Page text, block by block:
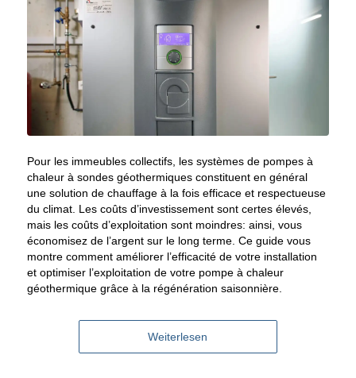
Pour les immeubles collectifs, les systèmes de pompes à
chaleur à sondes géothermiques constituent en général
une solution de chauffage à la fois efficace et respectueuse
du climat. Les coûts d’investissement sont certes élevés,
mais les coûts d’exploitation sont moindres: ainsi, vous
économisez de l’argent sur le long terme. Ce guide vous
montre comment améliorer l’efficacité de votre installation
et optimiser l’exploitation de votre pompe à chaleur
géothermique grâce à la régénération saisonnière.
Weiterlesen